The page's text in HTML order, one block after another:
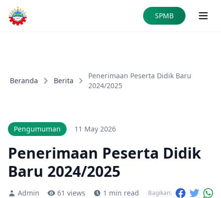
Skip to main content
SPMB
Beranda Berita
Penerimaan Peserta Didik Baru
2024/2025
Pengumuman 11 May 2026
Penerimaan Peserta Didik
Baru 2024/2025
Admin 61 views 1 min read Bagikan: